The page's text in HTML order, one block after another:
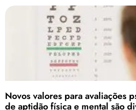
Novos valores para avaliações
de aptidão física e mental são